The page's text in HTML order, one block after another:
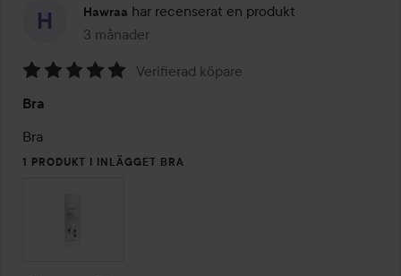
Hawraa har recenserat en produkt
3 månader
Inlägget skapades 3 månader
5
av
5
Verifierad köpare
Bra
Bra
1 PRODUKT I INLÄGGET BRA